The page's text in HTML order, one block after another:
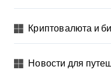
Криптовалюта и
Новости для